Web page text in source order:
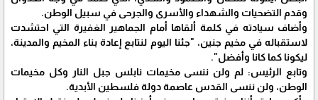
وقدم التضحيات والشهداء والأسرى والجرحى في سبيل الوطن.
وأضاف سيادته في كلمة ألقاها أمام الجماهير الغفيرة التي احتشدت
لاستقباله في مخيم جنين، "جئنا اليوم لنتابع إعادة بناء المخيم والمدينة،
ليكونا كما كانا وأفضل".
وتابع الرئيس: لم ولن ننسى مخيمات نابلس جبل النار وكل مخيمات
الوطن، ولن ننسى القدس عاصمة دولة فلسطين الأبدية.